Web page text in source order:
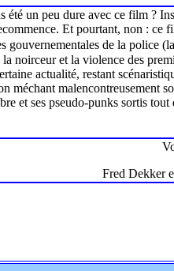
été un peu dure avec ce film ?
Et pourtant, non :
gouvernementales de la police
noirceur et la violence des
actualité, restant
méchant malencontreusement
et ses pseudo-punks sortis
Fred Dekker